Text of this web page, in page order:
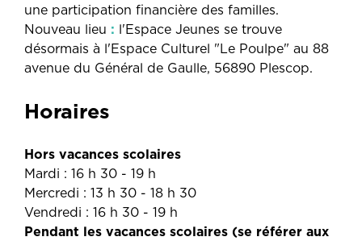
une participation financière des familles.
Nouveau lieu : l'Espace Jeunes se trouve
désormais à l'Espace Culturel "Le Poulpe" au 88
avenue du Général de Gaulle, 56890 Plescop.
Horaires
Hors vacances scolaires
Mardi : 16 h 30 - 19 h
Mercredi : 13 h 30 - 18 h 30
Vendredi : 16 h 30 - 19 h
Pendant les vacances scolaires (se référer aux